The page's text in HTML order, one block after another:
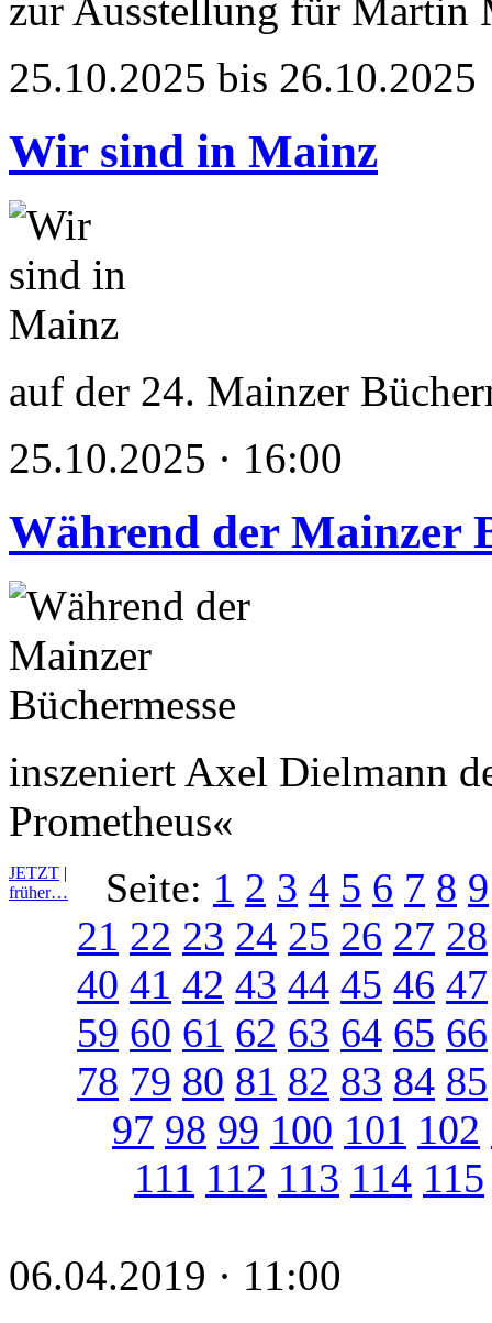
zur Ausstellung für Martin
25.10.2025 bis 26.10.2025
Wir sind in Mainz
auf der 24. Mainzer
25.10.2025 · 16:00
Während der Mainzer
inszeniert Axel Dielmann
Prometheus«
JETZT |
früher…
Seite: 1 2 3 4 5 6 7 8 9
21 22 23 24 25 26 27 28
40 41 42 43 44 45 46 47
59 60 61 62 63 64 65 66
78 79 80 81 82 83 84 85
97 98 99 100 101 102
111 112 113 114 115
06.04.2019 · 11:00